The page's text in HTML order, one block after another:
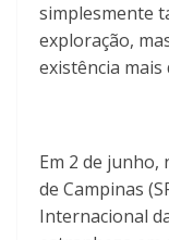
simplesmente
exploração,
existência
Em 2 de
de Campinas
Internacional